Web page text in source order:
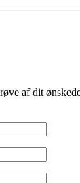
af dit